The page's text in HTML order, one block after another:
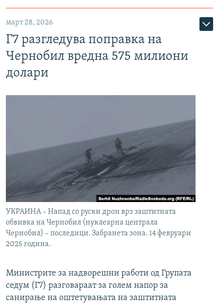
март 28, 2026
Г7 разгледува поправка на
Чернобил вредна 575 милиони
долари
УКРАИНА – Напад со руски дрон врз заштитната
обвивка на Чернобил (нуклеарна централа
Чернобил) – последици. Забранета зона. 14 февруари
2025 година.
Министрите за надворешни работи од Групата
седум (Г7) разговараат за голем напор за
санирање на оштетувањата на заштитната